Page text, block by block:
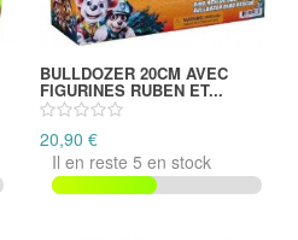
BULLDOZER 20CM AVEC
FIGURINES RUBEN ET...
20,90 €
Il en reste 5 en stock